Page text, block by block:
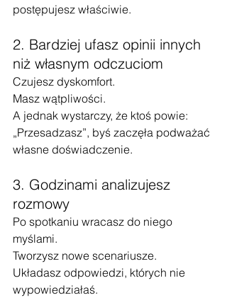
postępujesz właściwie.
2. Bardziej ufasz opinii innych
niż własnym odczuciom
Czujesz dyskomfort.
Masz wątpliwości.
A jednak wystarczy, że ktoś powie:
„Przesadzasz”, byś zaczęła podważać
własne doświadczenie.
3. Godzinami analizujesz
rozmowy
Po spotkaniu wracasz do niego
myślami.
Tworzysz nowe scenariusze.
Układasz odpowiedzi, których nie
wypowiedziałaś.